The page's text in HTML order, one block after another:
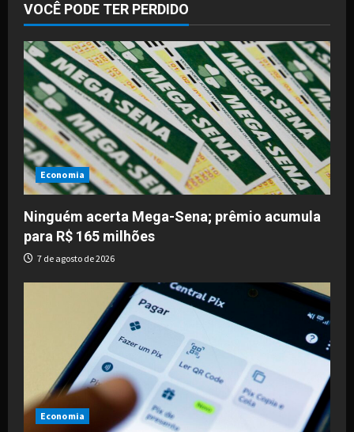
VOCÊ PODE TER PERDIDO
Economia
Ninguém acerta Mega-Sena; prêmio acumula
para R$ 165 milhões
7 de agosto de 2026
Economia